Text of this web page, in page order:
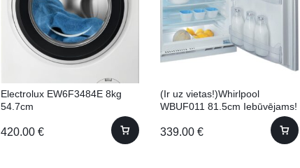
Electrolux EW6F3484E 8kg
54.7cm
420.00 €
(Ir uz vietas!)Whirlpool
WBUF011 81.5cm Iebūvējams!
339.00 €